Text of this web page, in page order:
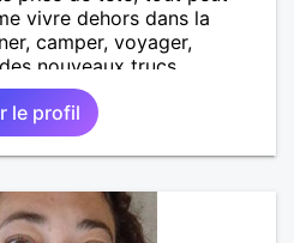
vivre dehors dans la
camper, voyager,
nouveaux trucs
êtres vivants. J aime
bois pratiquement pas d
je ris souvent. Je cherche
à profiter de la vie
et rigoler
le profil